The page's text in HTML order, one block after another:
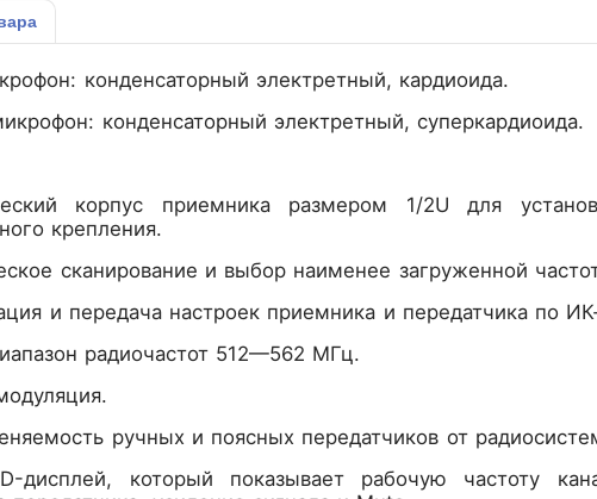
конденсаторный электретный, кардиоида.
конденсаторный электретный, суперкардиоида.
корпус приемника размером 1/2U для
крепления.
сканирование и выбор наименее загруженной
и передача настроек приемника и передатчика по
радиочастот 512—562 МГц.
ручных и поясных передатчиков от
дисплей, который показывает рабочую частоту